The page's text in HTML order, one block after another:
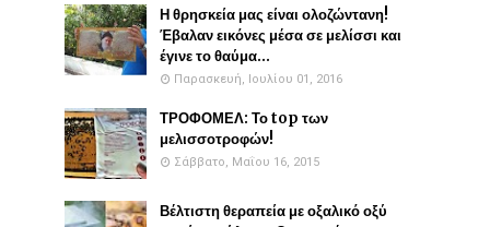
Η θρησκεία μας είναι ολοζώντανη!
Έβαλαν εικόνες μέσα σε μελίσσι και
έγινε το θαύμα...
Παρασκευή, Ιουλίου 01, 2016
ΤΡΟΦΟΜΕΛ: Το top των
μελισσοτροφών!
Σάββατο, Μαΐου 16, 2015
Βέλτιστη θεραπεία με οξαλικό οξύ